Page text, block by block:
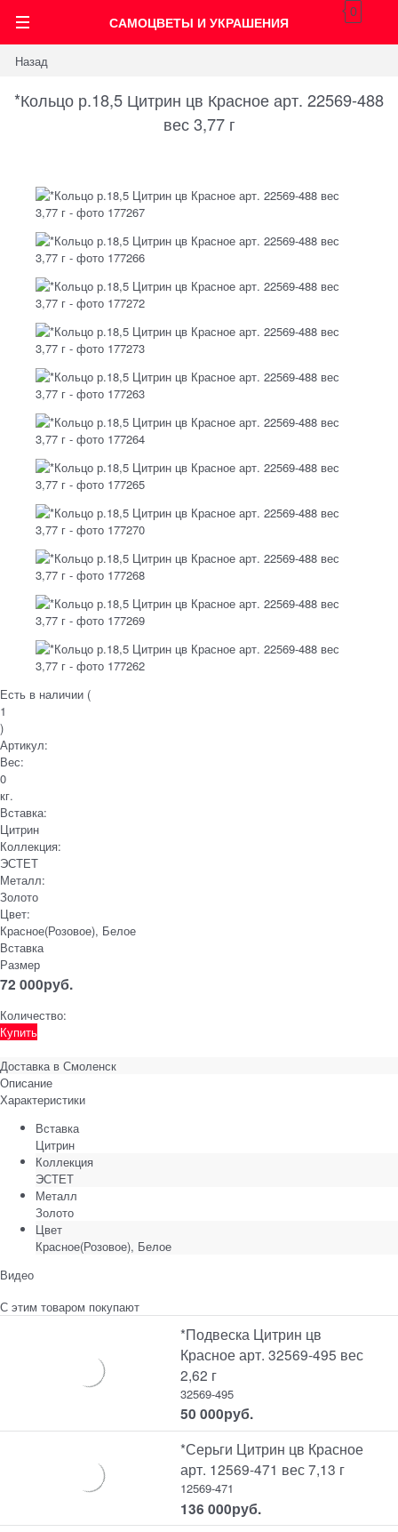
САМОЦВЕТЫ И УКРАШЕНИЯ
0
Назад
*Кольцо р.18,5 Цитрин цв Красное арт. 22569-488
вес 3,77 г
Есть в наличии (
1
)
Артикул:
Вес:
0
кг.
Вставка:
Цитрин
Коллекция:
ЭСТЕТ
Металл:
Золото
Цвет:
Красное(Розовое), Белое
Вставка
Размер
72 000руб.
Количество:
Купить
Доставка в Смоленск
Описание
Характеристики
Вставка
Цитрин
Коллекция
ЭСТЕТ
Металл
Золото
Цвет
Красное(Розовое), Белое
Видео
С этим товаром покупают
*Подвеска Цитрин цв
Красное арт. 32569-495 вес
2,62 г
32569-495
50 000руб.
*Серьги Цитрин цв Красное
арт. 12569-471 вес 7,13 г
12569-471
136 000руб.